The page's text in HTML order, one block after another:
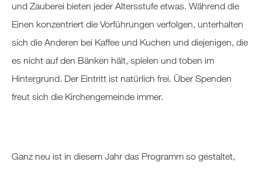
und Zauberei bieten jeder Altersstufe etwas. Während die
Einen konzentriert die Vorführungen verfolgen, unterhalten
sich die Anderen bei Kaffee und Kuchen und diejenigen, die
es nicht auf den Bänken hält, spielen und toben im
Hintergrund. Der Eintritt ist natürlich frei. Über Spenden
freut sich die Kirchengemeinde immer.
Ganz neu ist in diesem Jahr das Programm so gestaltet,